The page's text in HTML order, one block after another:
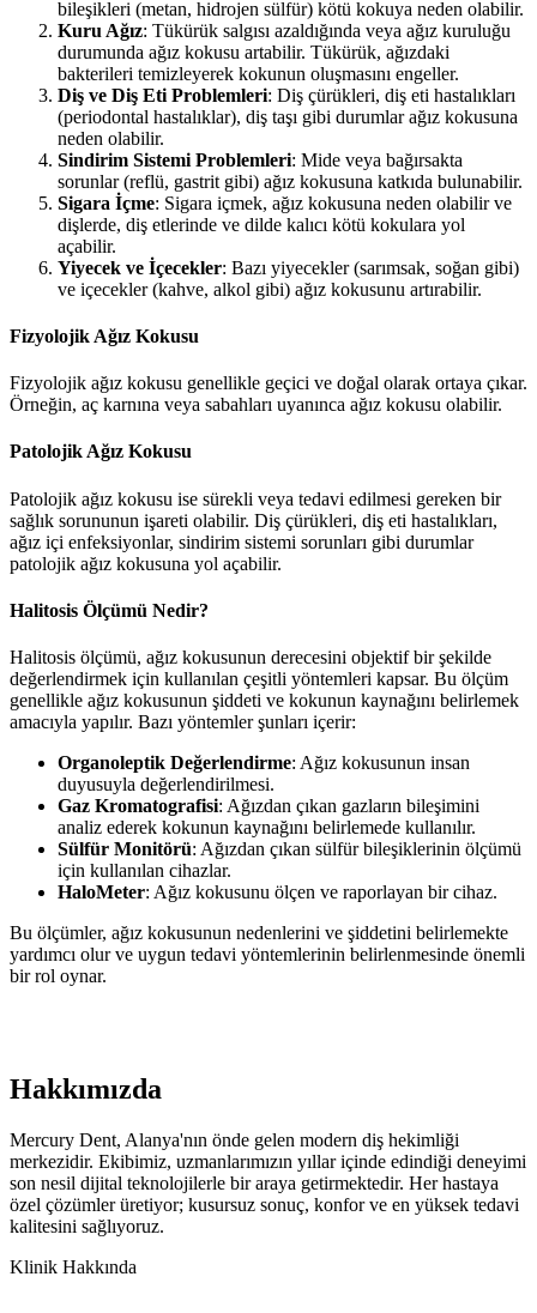
bileşikleri (metan, hidrojen sülfür) kötü kokuya neden olabilir.
Kuru Ağız: Tükürük salgısı azaldığında veya ağız kuruluğu
durumunda ağız kokusu artabilir. Tükürük, ağızdaki
bakterileri temizleyerek kokunun oluşmasını engeller.
Diş ve Diş Eti Problemleri: Diş çürükleri, diş eti hastalıkları
(periodontal hastalıklar), diş taşı gibi durumlar ağız kokusuna
neden olabilir.
Sindirim Sistemi Problemleri: Mide veya bağırsakta
sorunlar (reflü, gastrit gibi) ağız kokusuna katkıda bulunabilir.
Sigara İçme: Sigara içmek, ağız kokusuna neden olabilir ve
dişlerde, diş etlerinde ve dilde kalıcı kötü kokulara yol
açabilir.
Yiyecek ve İçecekler: Bazı yiyecekler (sarımsak, soğan gibi)
ve içecekler (kahve, alkol gibi) ağız kokusunu artırabilir.
Fizyolojik Ağız Kokusu
Fizyolojik ağız kokusu genellikle geçici ve doğal olarak ortaya çıkar.
Örneğin, aç karnına veya sabahları uyanınca ağız kokusu olabilir.
Patolojik Ağız Kokusu
Patolojik ağız kokusu ise sürekli veya tedavi edilmesi gereken bir
sağlık sorununun işareti olabilir. Diş çürükleri, diş eti hastalıkları,
ağız içi enfeksiyonlar, sindirim sistemi sorunları gibi durumlar
patolojik ağız kokusuna yol açabilir.
Halitosis Ölçümü Nedir?
Halitosis ölçümü, ağız kokusunun derecesini objektif bir şekilde
değerlendirmek için kullanılan çeşitli yöntemleri kapsar. Bu ölçüm
genellikle ağız kokusunun şiddeti ve kokunun kaynağını belirlemek
amacıyla yapılır. Bazı yöntemler şunları içerir:
Organoleptik Değerlendirme: Ağız kokusunun insan
duyusuyla değerlendirilmesi.
Gaz Kromatografisi: Ağızdan çıkan gazların bileşimini
analiz ederek kokunun kaynağını belirlemede kullanılır.
Sülfür Monitörü: Ağızdan çıkan sülfür bileşiklerinin ölçümü
için kullanılan cihazlar.
HaloMeter: Ağız kokusunu ölçen ve raporlayan bir cihaz.
Bu ölçümler, ağız kokusunun nedenlerini ve şiddetini belirlemekte
yardımcı olur ve uygun tedavi yöntemlerinin belirlenmesinde önemli
bir rol oynar.
Hakkımızda
Mercury Dent, Alanya'nın önde gelen modern diş hekimliği
merkezidir. Ekibimiz, uzmanlarımızın yıllar içinde edindiği deneyimi
son nesil dijital teknolojilerle bir araya getirmektedir. Her hastaya
özel çözümler üretiyor; kusursuz sonuç, konfor ve en yüksek tedavi
kalitesini sağlıyoruz.
Klinik Hakkında